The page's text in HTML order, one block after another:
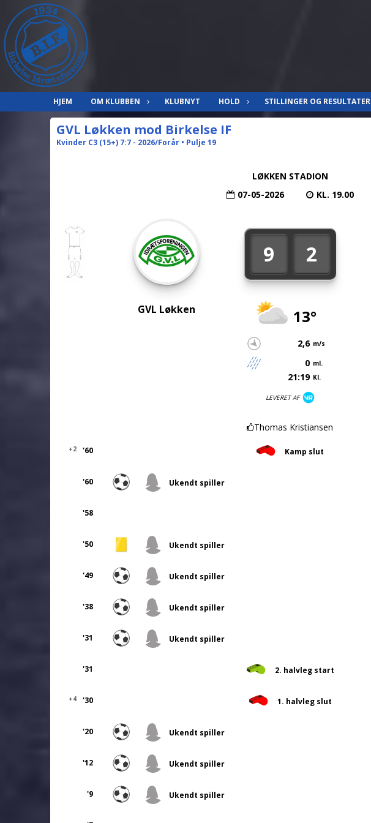
HJEM OM KLUBBEN KLUBNYT HOLD STILLINGER OG RESULTATER
GVL Løkken mod Birkelse IF
Kvinder C3 (15+) 7:7 - 2026/Forår • Pulje 19
LØKKEN STADION
07-05-2026
KL. 19.00
GVL Løkken
9 2
13°
2,6 m/s
0 ml.
21:19 Kl.
LEVERET AF
Thomas Kristiansen
'60
+2 Kamp slut
'60 Ukendt spiller
'58
'50 Ukendt spiller
'49 Ukendt spiller
'38 Ukendt spiller
'31 Ukendt spiller
'31 2. halvleg start
'30
+4 1. halvleg slut
'20 Ukendt spiller
'12 Ukendt spiller
'9 Ukendt spiller